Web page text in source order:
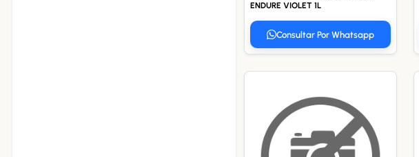
ENDURE VIOLET 1L
Consultar Por Whatsapp